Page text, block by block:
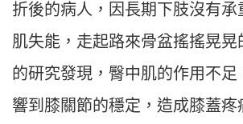
折後的病人，因長期下肢沒有承
肌失能，走起路來骨盆搖搖晃晃
的研究發現，臀中肌的作用不足
響到膝關節的穩定，造成膝蓋疼